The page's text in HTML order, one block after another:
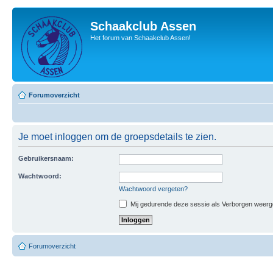
Schaakclub Assen
Het forum van Schaakclub Assen!
Forumoverzicht
Je moet inloggen om de groepsdetails te zien.
Gebruikersnaam:
Wachtwoord:
Wachtwoord vergeten?
Mij gedurende deze sessie als Verborgen
Forumoverzicht